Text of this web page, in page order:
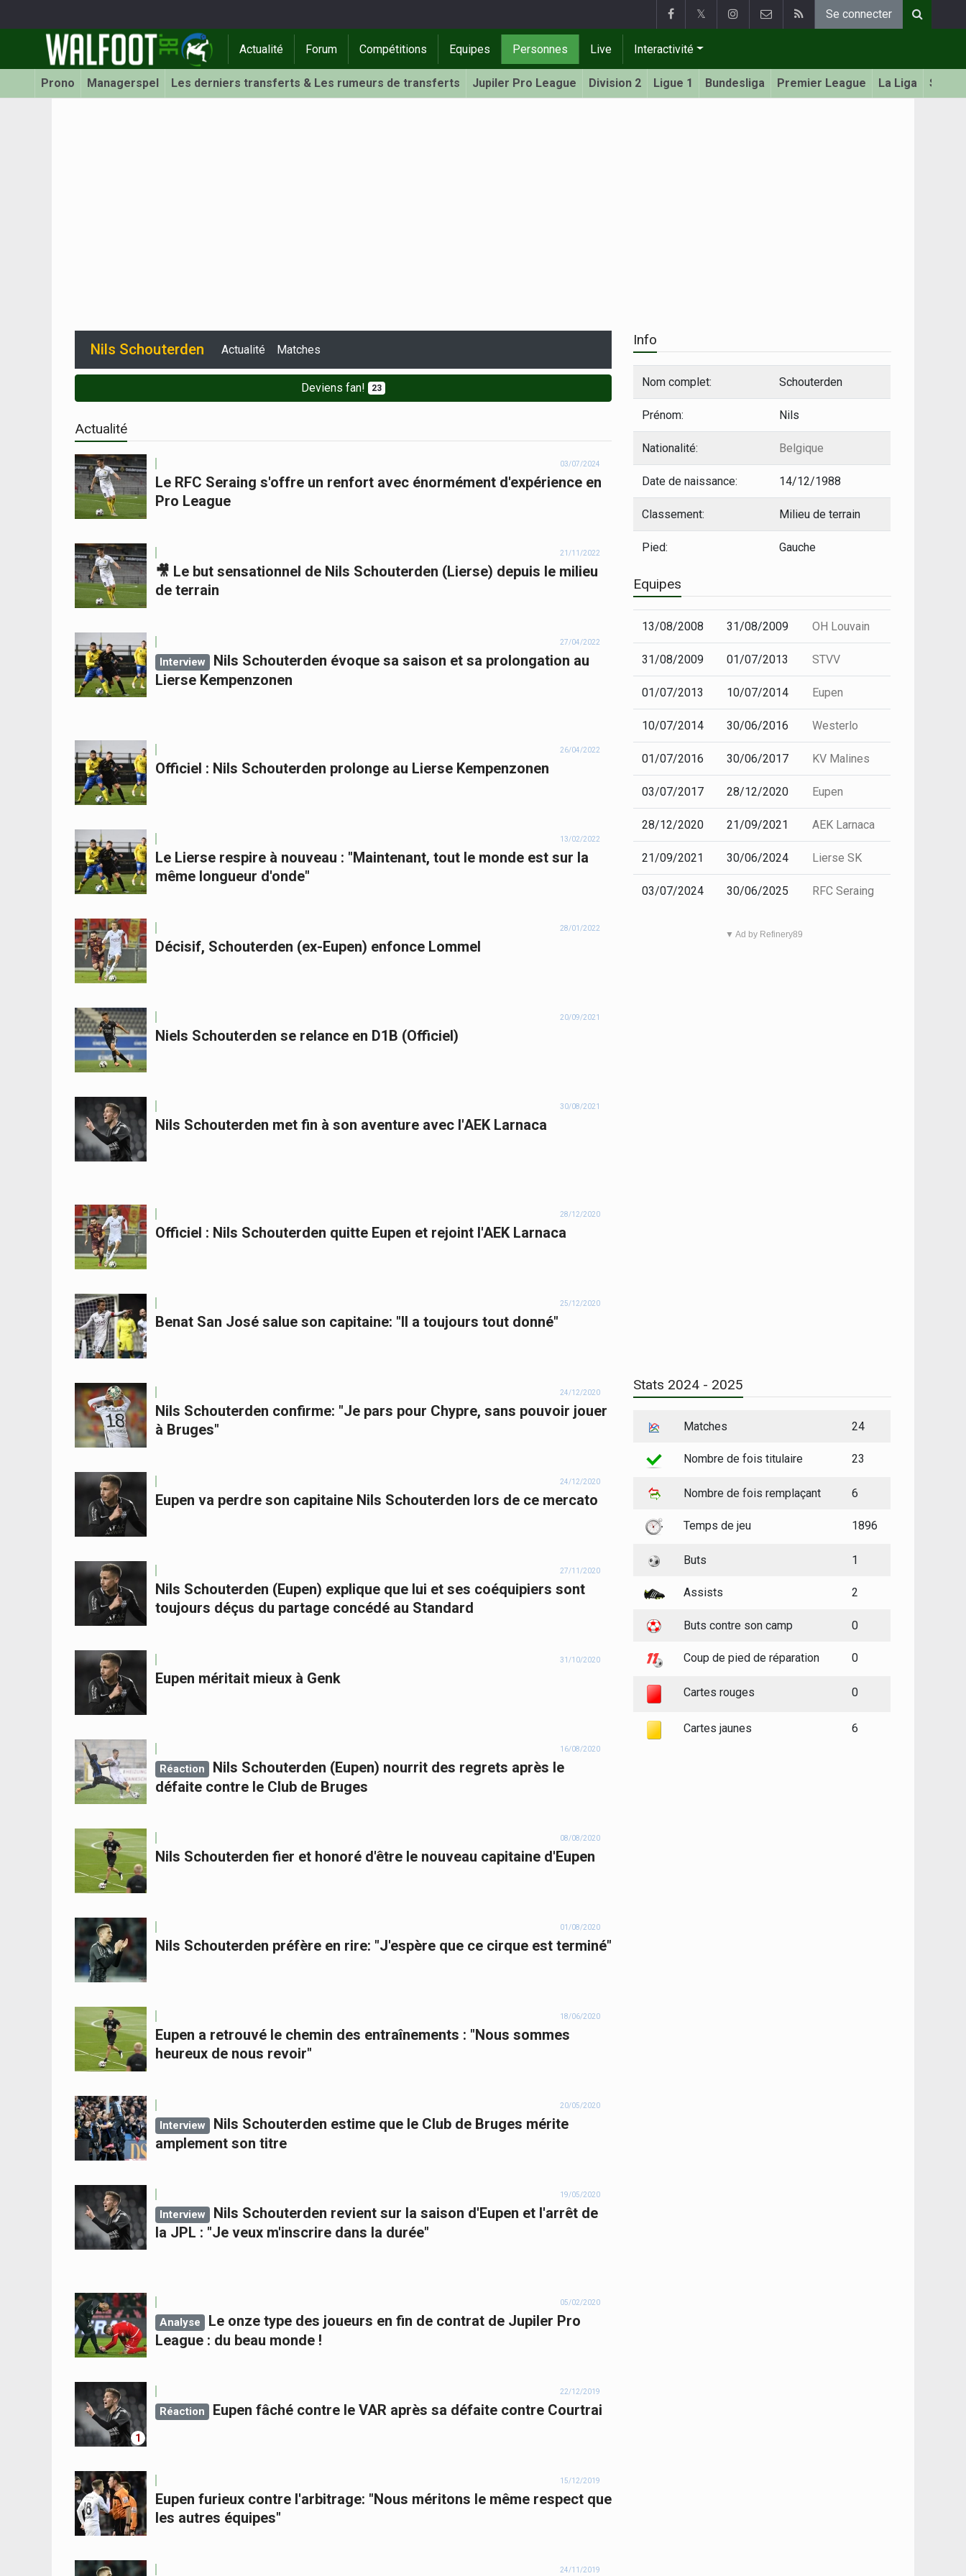
𝕏 Se connecter
Actualité Forum Compétitions Equipes Personnes Live Interactivité
Prono Managerspel Les derniers transferts & Les rumeurs de transferts Jupiler Pro League Division 2 Ligue 1 Bundesliga Premier League La Liga Serie
Nils Schouterden Actualité Matches
Deviens fan! 23
Actualité
03/07/2024
Le RFC Seraing s'offre un renfort avec énormément d'expérience en
Pro League
21/11/2022
🎥 Le but sensationnel de Nils Schouterden (Lierse) depuis le milieu
de terrain
27/04/2022
Interview
Nils Schouterden évoque sa saison et sa prolongation au
Lierse Kempenzonen
26/04/2022
Officiel : Nils Schouterden prolonge au Lierse Kempenzonen
13/02/2022
Le Lierse respire à nouveau : "Maintenant, tout le monde est sur la
même longueur d'onde"
28/01/2022
Décisif, Schouterden (ex-Eupen) enfonce Lommel
20/09/2021
Niels Schouterden se relance en D1B (Officiel)
30/08/2021
Nils Schouterden met fin à son aventure avec l'AEK Larnaca
28/12/2020
Officiel : Nils Schouterden quitte Eupen et rejoint l'AEK Larnaca
25/12/2020
Benat San José salue son capitaine: "Il a toujours tout donné"
24/12/2020
Nils Schouterden confirme: "Je pars pour Chypre, sans pouvoir jouer
à Bruges"
24/12/2020
Eupen va perdre son capitaine Nils Schouterden lors de ce mercato
27/11/2020
Nils Schouterden (Eupen) explique que lui et ses coéquipiers sont
toujours déçus du partage concédé au Standard
31/10/2020
Eupen méritait mieux à Genk
16/08/2020
Réaction
Nils Schouterden (Eupen) nourrit des regrets après le
défaite contre le Club de Bruges
08/08/2020
Nils Schouterden fier et honoré d'être le nouveau capitaine d'Eupen
01/08/2020
Nils Schouterden préfère en rire: "J'espère que ce cirque est terminé"
18/06/2020
Eupen a retrouvé le chemin des entraînements : "Nous sommes
heureux de nous revoir"
20/05/2020
Interview
Nils Schouterden estime que le Club de Bruges mérite
amplement son titre
19/05/2020
Interview
Nils Schouterden revient sur la saison d'Eupen et l'arrêt de
la JPL : "Je veux m'inscrire dans la durée"
05/02/2020
Analyse
Le onze type des joueurs en fin de contrat de Jupiler Pro
League : du beau monde !
1
22/12/2019
Réaction Eupen fâché contre le VAR après sa défaite contre Courtrai
15/12/2019
Eupen furieux contre l'arbitrage: "Nous méritons le même respect que
les autres équipes"
24/11/2019
Info
Nom complet: Schouterden
Prénom: Nils
Nationalité: Belgique
Date de naissance: 14/12/1988
Classement: Milieu de terrain
Pied: Gauche
Equipes
13/08/2008 31/08/2009 OH Louvain
31/08/2009 01/07/2013 STVV
01/07/2013 10/07/2014 Eupen
10/07/2014 30/06/2016 Westerlo
01/07/2016 30/06/2017 KV Malines
03/07/2017 28/12/2020 Eupen
28/12/2020 21/09/2021 AEK Larnaca
21/09/2021 30/06/2024 Lierse SK
03/07/2024 30/06/2025 RFC Seraing
▼ Ad by Refinery89
Stats 2024 - 2025
Matches 24
Nombre de fois titulaire 23
Nombre de fois remplaçant 6
Temps de jeu 1896
Buts 1
Assists 2
Buts contre son camp 0
Coup de pied de réparation 0
Cartes rouges 0
Cartes jaunes 6